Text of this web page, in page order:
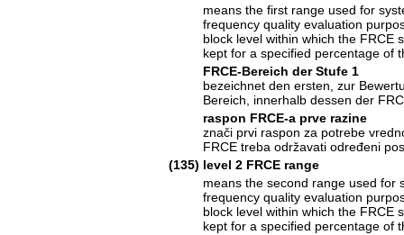
means the first range used for
frequency quality evaluation
block level within which the FRCE
kept for a specified percentage of
FRCE-Bereich der Stufe 1
bezeichnet den ersten, zur
Bereich, innerhalb dessen der
raspon FRCE-a prve razine
znači prvi raspon za potrebe
FRCE treba održavati određeni
(135) level 2 FRCE range
means the second range used for
frequency quality evaluation
block level within which the FRCE
kept for a specified percentage of